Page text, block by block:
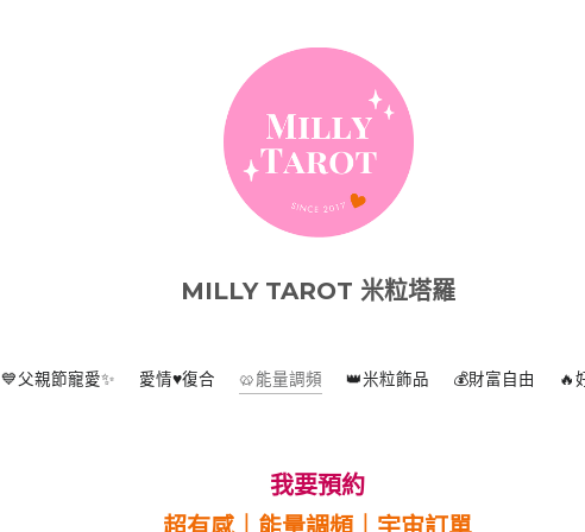
MILLY TAROT 米粒塔羅
💙父親節寵愛✨ 愛情♥️復合 🥨能量調頻 👑米粒飾品 💰財富自由 🔥
我要預約